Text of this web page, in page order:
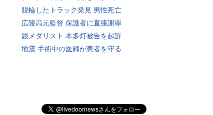
脱輪したトラック発見 男性死亡
広陵高元監督 保護者に直接謝罪
銀メダリスト 本多灯被告を起訴
地震 手術中の医師が患者を守る